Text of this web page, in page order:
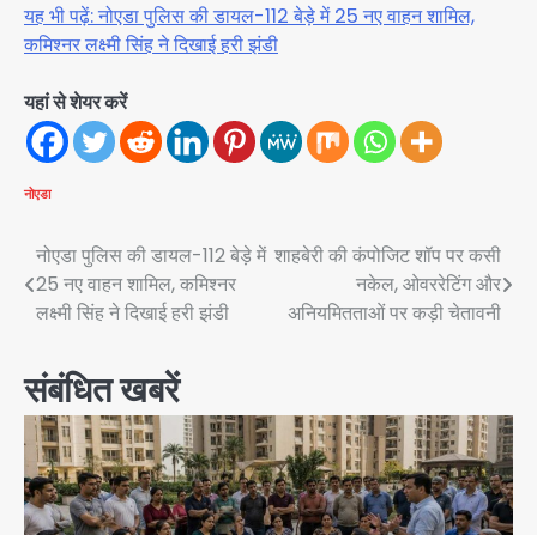
यह भी पढ़ें: नोएडा पुलिस की डायल-112 बेड़े में 25 नए वाहन शामिल,
कमिश्नर लक्ष्मी सिंह ने दिखाई हरी झंडी
यहां से शेयर करें
नोएडा
Post
navigation
नोएडा पुलिस की डायल-112 बेड़े में
25 नए वाहन शामिल, कमिश्नर
लक्ष्मी सिंह ने दिखाई हरी झंडी
शाहबेरी की कंपोजिट शॉप पर कसी
नकेल, ओवररेटिंग और
अनियमितताओं पर कड़ी चेतावनी
संबंधित खबरें